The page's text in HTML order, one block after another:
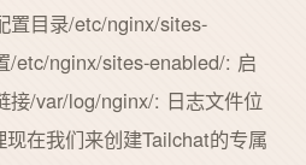
置目录/etc/nginx/sites-
/etc/nginx/sites-enabled/: 启
接/var/log/nginx/: 日志文件位
在我们来创建Tailchat的专属